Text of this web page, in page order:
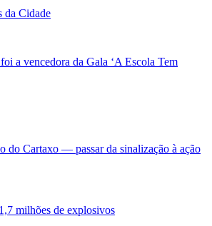
da Cidade
a vencedora da Gala ‘A Escola Tem
do Cartaxo — passar da sinalização à ação
milhões de explosivos